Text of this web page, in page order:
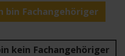
bin Fachangehöriger
kein Fachangehöriger